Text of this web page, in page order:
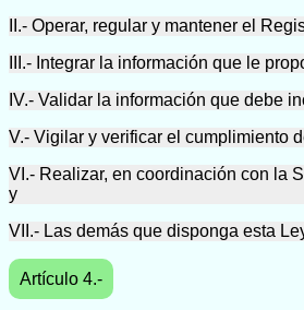
II.- Operar, regular y mantener el
III.- Integrar la información que le
IV.- Validar la información que debe
V.- Vigilar y verificar el cumplimiento
VI.- Realizar, en coordinación con la
y
VII.- Las demás que disponga esta
Artículo 4.-